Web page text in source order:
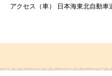
アクセス（車） 日本海東北自動